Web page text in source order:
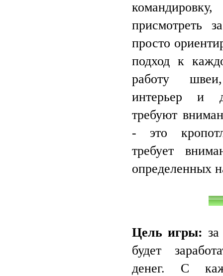
присмотреть
просто
подход к
работу
интерьер и
требуют
- это
требует
определенных
Цель игры:
будет
денег. С